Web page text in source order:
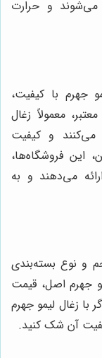
و حرارت
جهرم با کیفیت،
معمولاً زغال
می‌کنند و کیفیت
این فروشگاه‌ها،
می‌دهند و به
و نوع بسته‌بندی
جهرم اصل، قیمت
با زغال لیمو جهرم
آن شک کنید.